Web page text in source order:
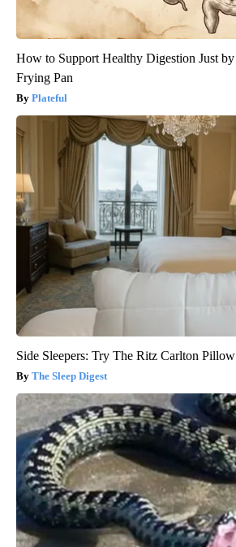
How to Support Healthy Digestion Just
Frying Pan
Plateful
Side Sleepers: Try The Ritz Carlton
The Sleep Digest